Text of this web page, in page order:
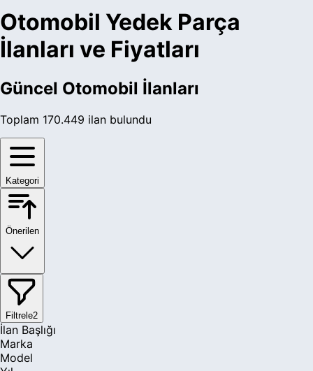
Land Rover
Lexus
Maserati
Mazda
Mercedes-Benz
Mini
Mitsubishi
Nissan
Opel
Otomobil Yedek Parça
İlanları ve Fiyatları
Güncel Otomobil İlanları
Toplam 170.449 ilan bulundu
Kategori
Önerilen
Filtrele2
İlan Başlığı
Marka
Model